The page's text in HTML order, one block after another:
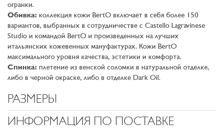
огранки.
Обивка: коллекция кожи BertO включает в себя более 150
вариантов, выбранных в сотрудничестве с Castello Lagravinese
Studio и командой BertO и произведeнных на лучших
итальянских кожевенных мануфактурах. Кожи BertO
максимального уровня качества, эстетики и комфорта.
Спинка: плетение из венской соломки в натуральной отделке,
либо в чeрной окраске, либо в отделке Dark Oil.
РАЗМЕРЫ
ИНФОРМАЦИЯ ПО ПОСТАВКЕ